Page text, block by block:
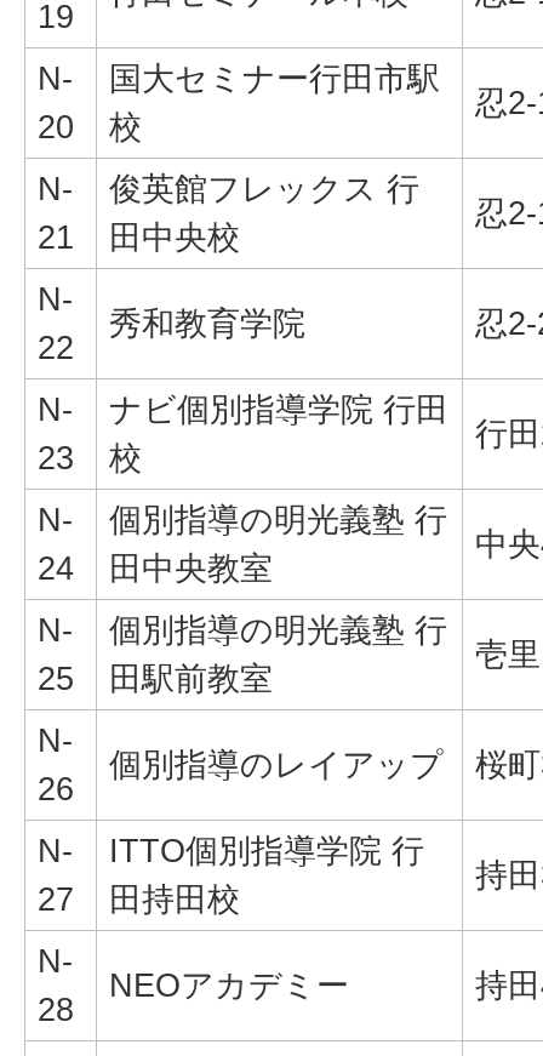
19
N-
20
国大セミナー行田市駅
校
忍
N-
21
俊英館フレックス 行
田中央校
忍
N-
22
秀和教育学院 忍
N-
23
ナビ個別指導学院 行田
校
行
N-
24
個別指導の明光義塾 行
田中央教室
中
N-
25
個別指導の明光義塾 行
田駅前教室
壱
N-
26
個別指導のレイアップ 桜
N-
27
ITTO個別指導学院 行
田持田校
持
N-
28
NEOアカデミー 持